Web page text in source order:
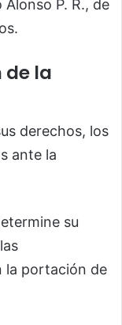
P. R., de
de la
derechos, los
ante la
su
la portación de